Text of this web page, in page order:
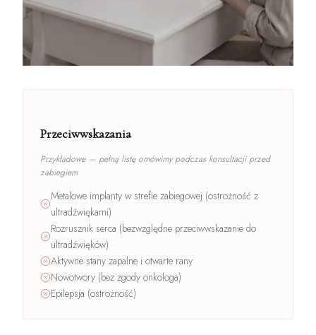
Przeciwwskazania
Przykładowe — pełną listę omówimy podczas konsultacji przed
zabiegiem
Metalowe implanty w strefie zabiegowej (ostrożność z
ultradźwiękami)
Rozrusznik serca (bezwzględne przeciwwskazanie do
ultradźwięków)
Aktywne stany zapalne i otwarte rany
Nowotwory (bez zgody onkologa)
Epilepsja (ostrożność)